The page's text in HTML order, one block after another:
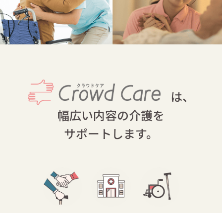
は、
幅広い内容の介護を
サポートします。